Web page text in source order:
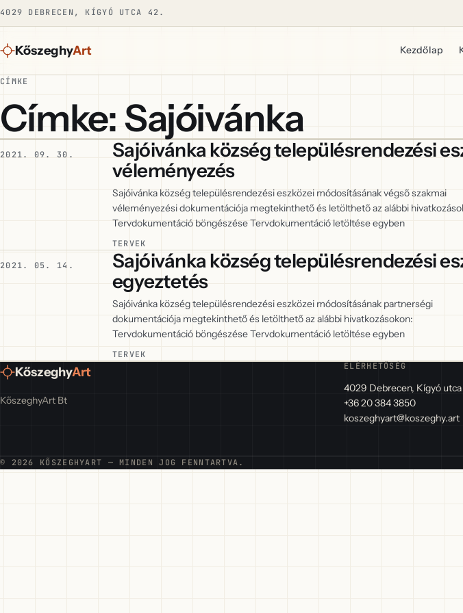
4029 DEBRECEN, KÍGYÓ UTCA 42.
KőszeghyArt Kezdőlap
CÍMKE
Címke: Sajóivánka
2021. 09. 30.
Sajóivánka község településrendezési
véleményezés
Sajóivánka község településrendezési eszközei módosításának végső szakmai
véleményezési dokumentációja megtekinthető és letölthető az alábbi
Tervdokumentáció böngészése Tervdokumentáció letöltése egyben
TERVEK
2021. 05. 14.
Sajóivánka község településrendezési
egyeztetés
Sajóivánka község településrendezési eszközei módosításának partnerségi
dokumentációja megtekinthető és letölthető az alábbi hivatkozásokon:
Tervdokumentáció böngészése Tervdokumentáció letöltése egyben
TERVEK
KőszeghyArt
KőszeghyArt Bt
ELÉRHETŐSÉG
4029 Debrecen, Kígyó utca
+36 20 384 3850
koszeghyart@koszeghy.art
© 2026 KŐSZEGHYART — MINDEN JOG FENNTARTVA.